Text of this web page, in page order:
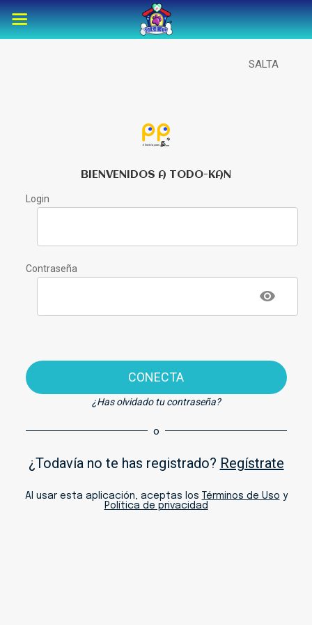
SALTA
BIENVENIDOS A TODO-KAN
Login
Contraseña
CONECTA
¿Has olvidado tu contraseña?
o
¿Todavía no te has registrado? Regístrate
Al usar esta aplicación, aceptas los Términos de Uso y
Política de privacidad